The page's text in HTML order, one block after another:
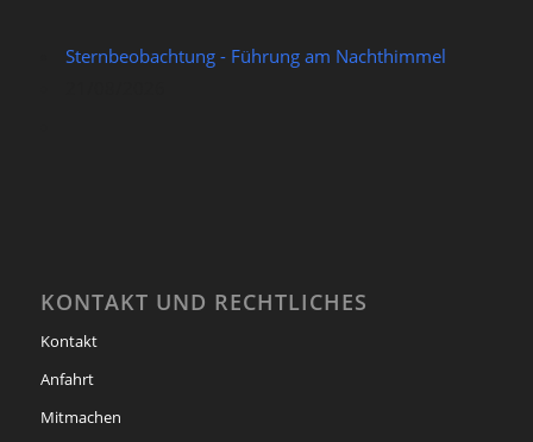
Sternbeobachtung - Führung am Nachthimmel
KONTAKT UND RECHTLICHES
Kontakt
Anfahrt
Mitmachen